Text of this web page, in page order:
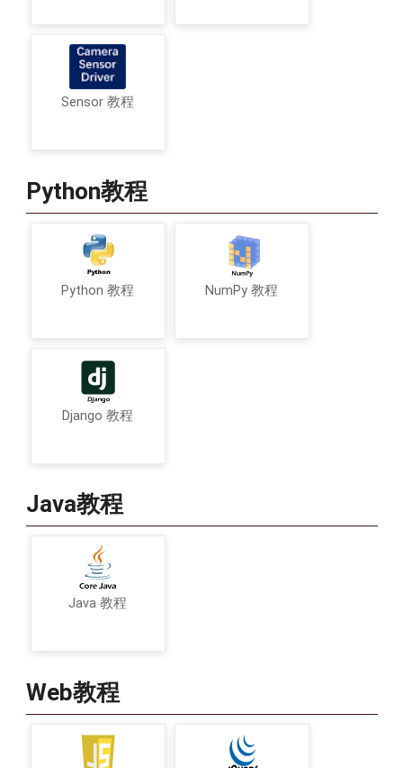
Sensor 教程
Python教程
Python 教程 NumPy 教程
Django 教程
Java教程
Java 教程
Web教程